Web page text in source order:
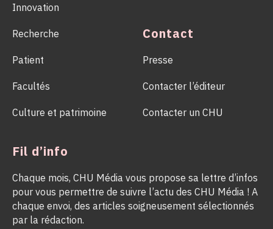
Innovation
Recherche
Patient
Facultés
Culture et patrimoine
Contact
Presse
Contacter l’éditeur
Contacter un CHU
Fil d’info
Chaque mois, CHU Média vous propose sa lettre d’infos
pour vous permettre de suivre l’actu des CHU Média ! A
chaque envoi, des articles soigneusement sélectionnés
par la rédaction.